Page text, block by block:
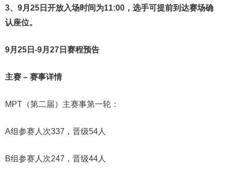
3、9月25日开放入场时间为11:00，选手可提前到达赛场确
认座位。
9月25日-9月27日赛程预告
主赛 – 赛事详情
MPT（第二届）主赛事第一轮：
A组参赛人次337，晋级54人
B组参赛人次247，晋级44人